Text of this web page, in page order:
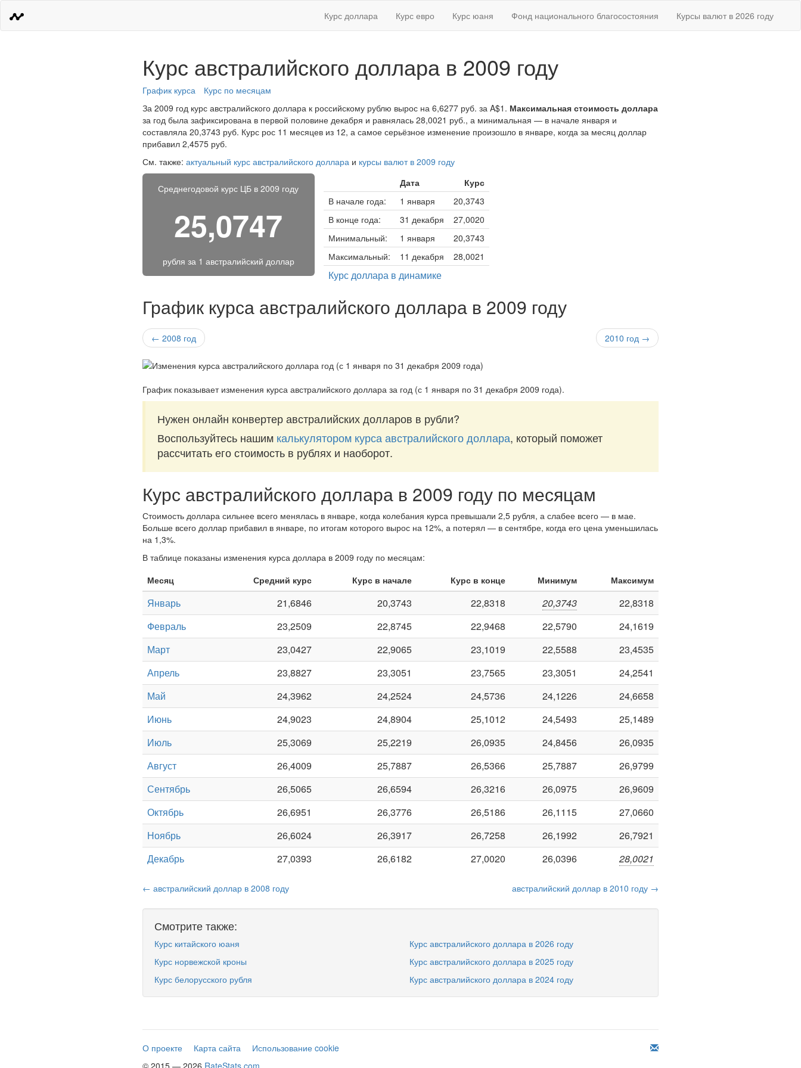
Курс доллара Курс евро Курс юаня Фонд национального благосостояния Курсы валют в 2026 году
Курс австралийского доллара в 2009 году
График курса
Курс по месяцам
За 2009 год курс австралийского доллара к российскому рублю вырос на 6,6277 руб. за A$1. Максимальная стоимость доллара
за год была зафиксирована в первой половине декабря и равнялась 28,0021 руб., а минимальная — в начале января и
составляла 20,3743 руб. Курс рос 11 месяцев из 12, а самое серьёзное изменение произошло в январе, когда за месяц доллар
прибавил 2,4575 руб.
См. также: актуальный курс австралийского доллара и курсы валют в 2009 году
Среднегодовой курс ЦБ в 2009 году
25,0747
рубля за 1 австралийский доллар
Дата
Курс
В начале года:
1 января
20,3743
В конце года:
31 декабря
27,0020
Минимальный:
1 января
20,3743
Максимальный:
11 декабря 28,0021
Курс доллара в динамике
График курса австралийского доллара в 2009 году
← 2008 год 2010 год →
График показывает изменения курса австралийского доллара за год (с 1 января по 31 декабря 2009 года).
Нужен онлайн конвертер австралийских долларов в рубли?
Воспользуйтесь нашим калькулятором курса австралийского доллара, который поможет
рассчитать его стоимость в рублях и наоборот.
Курс австралийского доллара в 2009 году по месяцам
Стоимость доллара сильнее всего менялась в январе, когда колебания курса превышали 2,5 рубля, а слабее всего — в мае.
Больше всего доллар прибавил в январе, по итогам которого вырос на 12%, а потерял — в сентябре, когда его цена уменьшилась
на 1,3%.
В таблице показаны изменения курса доллара в 2009 году по месяцам:
Месяц
Средний курс Курс в начале Курс в конце Минимум Максимум
Январь 21,6846 20,3743 22,8318 20,3743
22,8318
Февраль
23,2509 22,8745 22,9468 22,5790
24,1619
Март
23,0427 22,9065 23,1019 22,5588
23,4535
Апрель
23,8827 23,3051 23,7565 23,3051
24,2541
Май
24,3962 24,2524 24,5736 24,1226
24,6658
Июнь
24,9023 24,8904 25,1012 24,5493
25,1489
Июль
25,3069 25,2219 26,0935 24,8456
26,0935
Август
26,4009 25,7887 26,5366 25,7887
26,9799
Сентябрь
26,5065 26,6594 26,3216 26,0975
26,9609
Октябрь
26,6951 26,3776 26,5186 26,1115
27,0660
Ноябрь
26,6024 26,3917 26,7258 26,1992
26,7921
Декабрь
27,0393 26,6182 27,0020 26,0396 28,0021
← австралийский доллар в 2008 году австралийский доллар в 2010 году →
Смотрите также:
Курс китайского юаня
Курс норвежской кроны
Курс белорусского рубля
Курс австралийского доллара в 2026 году
Курс австралийского доллара в 2025 году
Курс австралийского доллара в 2024 году
О проекте Карта сайта
Использование cookie
© 2015 — 2026 RateStats.com